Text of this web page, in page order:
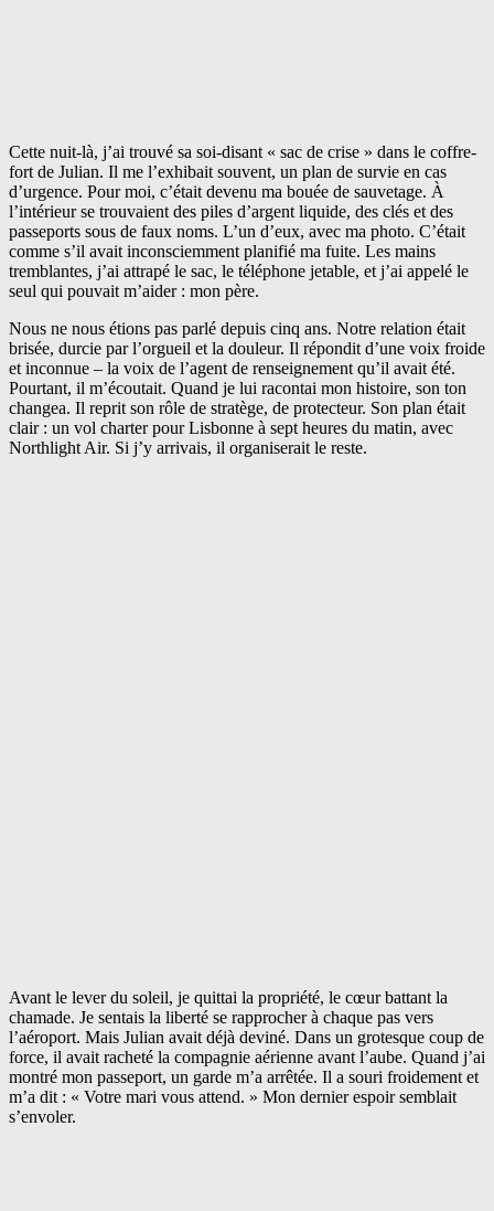
Cette nuit-là, j’ai trouvé sa soi-disant « sac de crise » dans le coffre-
fort de Julian. Il me l’exhibait souvent, un plan de survie en cas
d’urgence. Pour moi, c’était devenu ma bouée de sauvetage. À
l’intérieur se trouvaient des piles d’argent liquide, des clés et des
passeports sous de faux noms. L’un d’eux, avec ma photo. C’était
comme s’il avait inconsciemment planifié ma fuite. Les mains
tremblantes, j’ai attrapé le sac, le téléphone jetable, et j’ai appelé le
seul qui pouvait m’aider : mon père.
Nous ne nous étions pas parlé depuis cinq ans. Notre relation était
brisée, durcie par l’orgueil et la douleur. Il répondit d’une voix froide
et inconnue – la voix de l’agent de renseignement qu’il avait été.
Pourtant, il m’écoutait. Quand je lui racontai mon histoire, son ton
changea. Il reprit son rôle de stratège, de protecteur. Son plan était
clair : un vol charter pour Lisbonne à sept heures du matin, avec
Northlight Air. Si j’y arrivais, il organiserait le reste.
Avant le lever du soleil, je quittai la propriété, le cœur battant la
chamade. Je sentais la liberté se rapprocher à chaque pas vers
l’aéroport. Mais Julian avait déjà deviné. Dans un grotesque coup de
force, il avait racheté la compagnie aérienne avant l’aube. Quand j’ai
montré mon passeport, un garde m’a arrêtée. Il a souri froidement et
m’a dit : « Votre mari vous attend. » Mon dernier espoir semblait
s’envoler.